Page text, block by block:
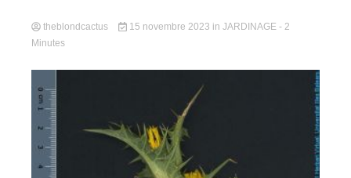
theblondcactus 15 novembre 2023 in JARDINAGE - 2
Minutes